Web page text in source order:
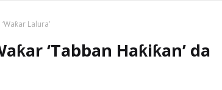
Lalura’
‘Tabban Haƙiƙan’ da